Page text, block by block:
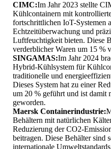
CIMC:Im Jahr 2023 stellte
Kühlcontainern mit
fortschrittlichen IoT-Systemen
Echtzeitüberwachung und
Luftfeuchtigkeit bieten. Diese
verderblicher Waren um 15 %
SINGAMAS:Im Jahr 2024
Hybrid-Kühlsystem für
traditionelle und
Dieses System hat zu einer
um 20 % geführt und ist damit
geworden.
Maersk Containerindustrie:
Behältern mit natürlichen
Reduzierung der CO2-
beitragen. Diese Behälter sind
internationale